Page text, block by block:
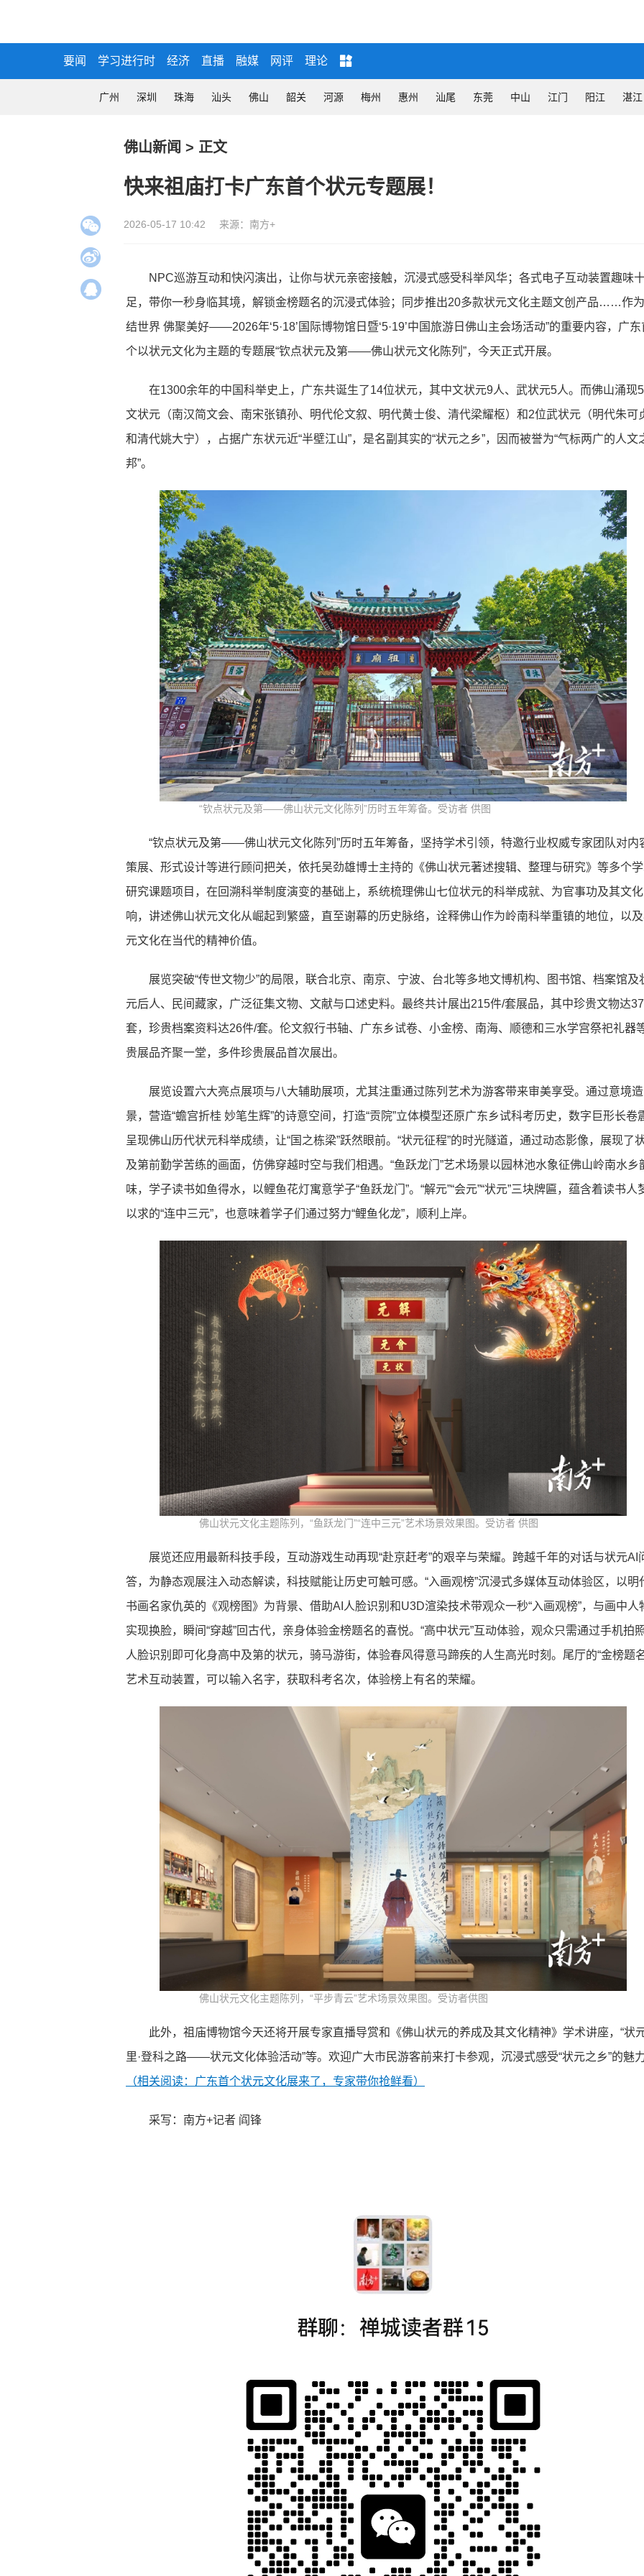
要闻 学习进行时 经济 直播 融媒 网评 理论
广州 深圳 珠海 汕头 佛山 韶关 河源 梅州 惠州 汕尾 东莞 中山 江门 阳江 湛江
佛山新闻 > 正文
快来祖庙打卡广东首个状元专题展！
2026-05-17 10:42 来源：南方+
NPC巡游互动和快闪演出，让你与状元亲密接触，沉浸式感受科举风华；各式电子互动装置趣味
足，带你一秒身临其境，解锁金榜题名的沉浸式体验；同步推出20多款状元文化主题文创产品……作为
结世界 佛聚美好——2026年‘5·18’国际博物馆日暨‘5·19’中国旅游日佛山主会场活动”的重要内容，广东
个以状元文化为主题的专题展“钦点状元及第——佛山状元文化陈列”，今天正式开展。
在1300余年的中国科举史上，广东共诞生了14位状元，其中文状元9人、武状元5人。而佛山涌现
文状元（南汉简文会、南宋张镇孙、明代伦文叙、明代黄士俊、清代梁耀枢）和2位武状元（明代朱可
和清代姚大宁），占据广东状元近“半壁江山”，是名副其实的“状元之乡”，因而被誉为“气标两广的人文
邦”。
“钦点状元及第——佛山状元文化陈列”历时五年筹备。受访者 供图
“钦点状元及第——佛山状元文化陈列”历时五年筹备，坚持学术引领，特邀行业权威专家团队对内
策展、形式设计等进行顾问把关，依托吴劲雄博士主持的《佛山状元著述搜辑、整理与研究》等多个
研究课题项目，在回溯科举制度演变的基础上，系统梳理佛山七位状元的科举成就、为官事功及其文
响，讲述佛山状元文化从崛起到繁盛，直至谢幕的历史脉络，诠释佛山作为岭南科举重镇的地位，以
元文化在当代的精神价值。
展览突破“传世文物少”的局限，联合北京、南京、宁波、台北等多地文博机构、图书馆、档案馆及
元后人、民间藏家，广泛征集文物、文献与口述史料。最终共计展出215件/套展品，其中珍贵文物达
套，珍贵档案资料达26件/套。伦文叙行书轴、广东乡试卷、小金榜、南海、顺德和三水学宫祭祀礼器
贵展品齐聚一堂，多件珍贵展品首次展出。
展览设置六大亮点展项与八大辅助展项，尤其注重通过陈列艺术为游客带来审美享受。通过意境造
景，营造“蟾宫折桂 妙笔生辉”的诗意空间，打造“贡院”立体模型还原广东乡试科考历史，数字巨形长卷
呈现佛山历代状元科举成绩，让“国之栋梁”跃然眼前。“状元征程”的时光隧道，通过动态影像，展现了
及第前勤学苦练的画面，仿佛穿越时空与我们相遇。“鱼跃龙门”艺术场景以园林池水象征佛山岭南水乡
味，学子读书如鱼得水，以鲤鱼花灯寓意学子“鱼跃龙门”。“解元”“会元”“状元”三块牌匾，蕴含着读书人
以求的“连中三元”，也意味着学子们通过努力“鲤鱼化龙”，顺利上岸。
佛山状元文化主题陈列，“鱼跃龙门”“连中三元”艺术场景效果图。受访者 供图
展览还应用最新科技手段，互动游戏生动再现“赴京赶考”的艰辛与荣耀。跨越千年的对话与状元AI
答，为静态观展注入动态解读，科技赋能让历史可触可感。“入画观榜”沉浸式多媒体互动体验区，以明
书画名家仇英的《观榜图》为背景、借助AI人脸识别和U3D渲染技术带观众一秒“入画观榜”，与画中人
实现换脸，瞬间“穿越”回古代，亲身体验金榜题名的喜悦。“高中状元”互动体验，观众只需通过手机拍
人脸识别即可化身高中及第的状元，骑马游街，体验春风得意马蹄疾的人生高光时刻。尾厅的“金榜题
艺术互动装置，可以输入名字，获取科考名次，体验榜上有名的荣耀。
佛山状元文化主题陈列，“平步青云”艺术场景效果图。受访者供图
此外，祖庙博物馆今天还将开展专家直播导赏和《佛山状元的养成及其文化精神》学术讲座，“状
里·登科之路——状元文化体验活动”等。欢迎广大市民游客前来打卡参观，沉浸式感受“状元之乡”的魅
（相关阅读：广东首个状元文化展来了，专家带你抢鲜看）
采写：南方+记者 阎锋